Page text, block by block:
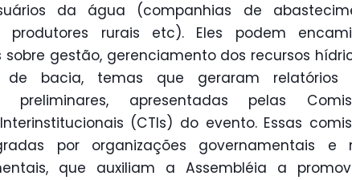
da água (companhias de
produtores rurais etc). Eles podem
sobre gestão, gerenciamento dos recursos
de bacia, temas que geraram relatórios
preliminares, apresentadas pelas
(CTIs) do evento. Essas
por organizações governamentais e
que auxiliam a Assembléia a